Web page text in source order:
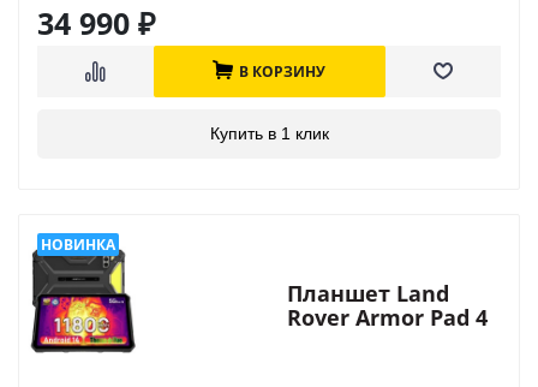
34 990 ₽
В КОРЗИНУ
Купить в 1 клик
Планшет Land
Rover Armor Pad 4